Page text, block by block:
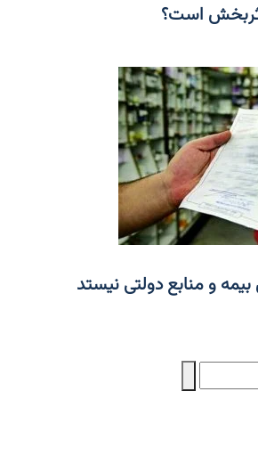
است؟
و منابع دولتی نیستد